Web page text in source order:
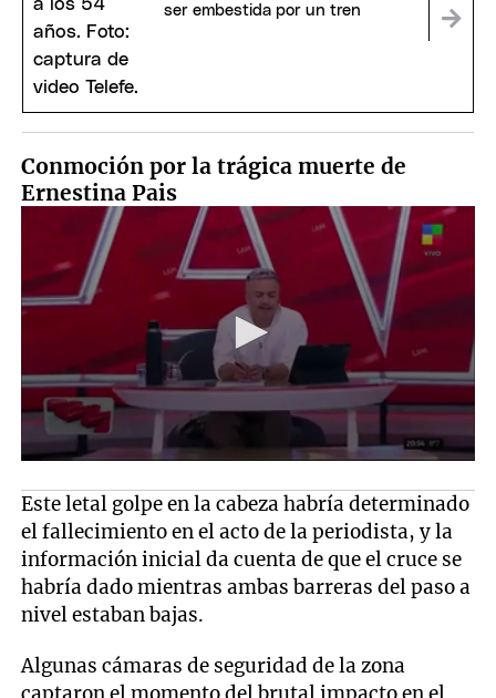
ser embestida por un tren
Conmoción por la trágica muerte de
Ernestina Pais
Este letal golpe en la cabeza habría determinado
el fallecimiento en el acto de la periodista, y la
información inicial da cuenta de que el cruce se
habría dado mientras ambas barreras del paso a
nivel estaban bajas.
Algunas cámaras de seguridad de la zona